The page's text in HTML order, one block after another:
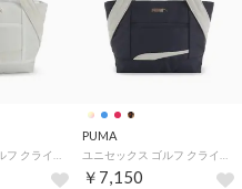
PUMA
￥7,150